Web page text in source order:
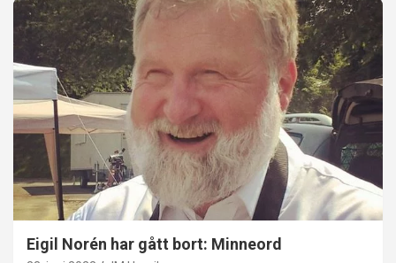
Eigil Norén har gått bort: Minneord